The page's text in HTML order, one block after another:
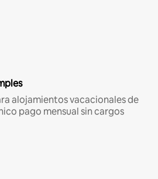
alojamientos vacacionales de
pago mensual sin cargos